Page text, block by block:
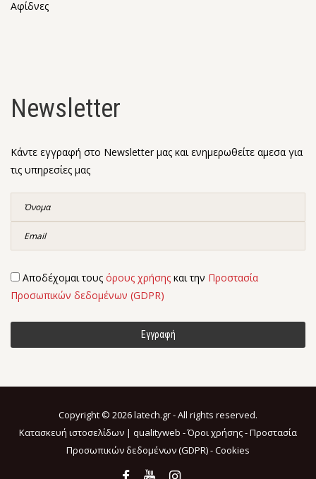
Αφίδνες
Newsletter
Κάντε εγγραφή στο Newsletter μας και ενημερωθείτε αμεσα για
τις υπηρεσίες μας
Αποδέχομαι τους όρους χρήσης και την Προστασία
Προσωπικών δεδομένων (GDPR)
Copyright © 2026 latech.gr - All rights reserved.
Κατασκευή ιστοσελίδων | qualityweb -Όροι χρήσης-Προστασία
Προσωπικών δεδομένων (GDPR)-Cookies